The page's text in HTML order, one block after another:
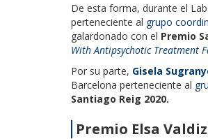
De esta forma, durante el
perteneciente al grupo
galardonado con el Premio
With Antipsychotic Treatment
Por su parte, Gisela
Barcelona perteneciente al
Santiago Reig 2020.
Premio Elsa